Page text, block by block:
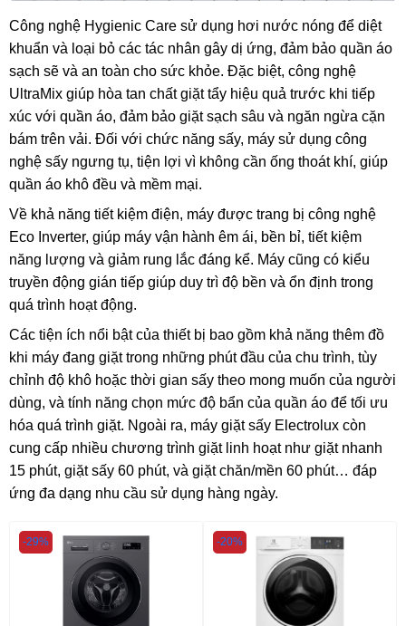
Công nghệ Hygienic Care sử dụng hơi nước nóng để diệt
khuẩn và loại bỏ các tác nhân gây dị ứng, đảm bảo quần áo
sạch sẽ và an toàn cho sức khỏe. Đặc biệt, công nghệ
UltraMix giúp hòa tan chất giặt tẩy hiệu quả trước khi tiếp
xúc với quần áo, đảm bảo giặt sạch sâu và ngăn ngừa cặn
bám trên vải. Đối với chức năng sấy, máy sử dụng công
nghệ sấy ngưng tụ, tiện lợi vì không cần ống thoát khí, giúp
quần áo khô đều và mềm mại.
Về khả năng tiết kiệm điện, máy được trang bị công nghệ
Eco Inverter, giúp máy vận hành êm ái, bền bỉ, tiết kiệm
năng lượng và giảm rung lắc đáng kể. Máy cũng có kiểu
truyền động gián tiếp giúp duy trì độ bền và ổn định trong
quá trình hoạt động.
Các tiện ích nổi bật của thiết bị bao gồm khả năng thêm đồ
khi máy đang giặt trong những phút đầu của chu trình, tùy
chỉnh độ khô hoặc thời gian sấy theo mong muốn của người
dùng, và tính năng chọn mức độ bẩn của quần áo để tối ưu
hóa quá trình giặt. Ngoài ra, máy giặt sấy Electrolux còn
cung cấp nhiều chương trình giặt linh hoạt như giặt nhanh
15 phút, giặt sấy 60 phút, và giặt chăn/mền 60 phút… đáp
ứng đa dạng nhu cầu sử dụng hàng ngày.
-29% -20%